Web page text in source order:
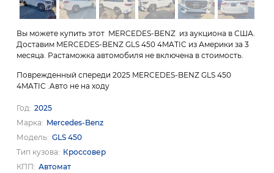
Вы можете купить этот MERCEDES-BENZ из аукциона в США.
Доставим MERCEDES-BENZ GLS 450 4MATIC из Америки за 3
месяца. Растаможка автомобиля не включена в стоимость.
Поврежденный спереди 2025 MERCEDES-BENZ GLS 450
4MATIC .Aвто не на ходу
Год 2025
Марка
Mercedes-Benz
Модель GLS 450
Тип кузова
Кроссовер
КПП Автомат